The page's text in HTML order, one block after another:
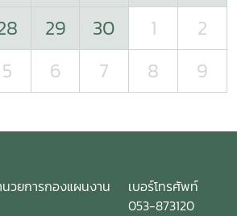
29 30 1
2
5 6 7 8 9
วยการกองแผนงาน
เบอร์โทรศัพท์
053-873120